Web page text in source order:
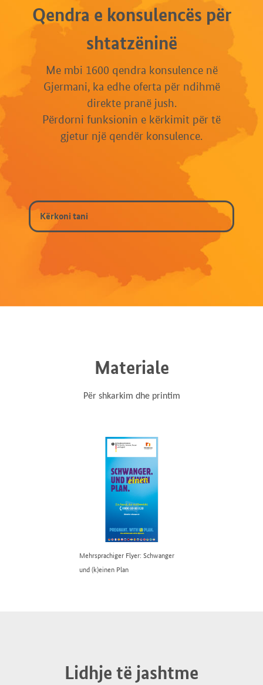
Qendra e konsulencës për
shtatzëninë
Me mbi 1600 qendra konsulence në
Gjermani, ka edhe oferta për ndihmë
direkte pranë jush.
Përdorni funksionin e kërkimit për të
gjetur një qendër konsulence.
Materiale
Për shkarkim dhe printim
Mehrsprachiger Flyer: Schwanger
und (k)einen Plan
Lidhje të jashtme